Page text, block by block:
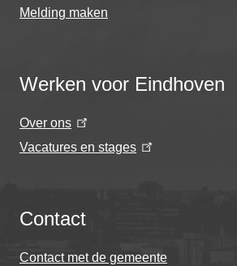
Melding maken
Werken voor Eindhoven
Over ons
Vacatures en stages
Contact
Contact met de gemeente